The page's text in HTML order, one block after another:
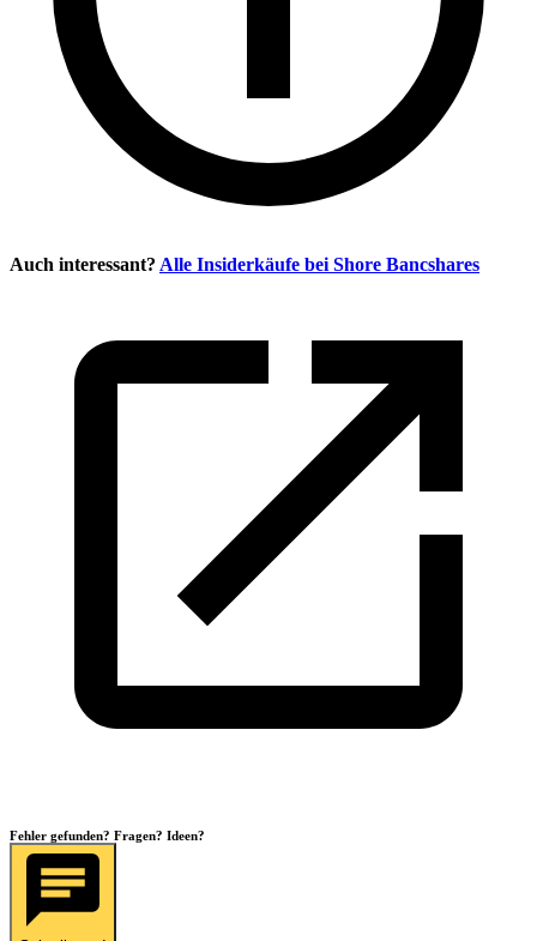
Auch interessant? Alle Insiderkäufe bei Shore Bancshares
Fehler gefunden? Fragen? Ideen?